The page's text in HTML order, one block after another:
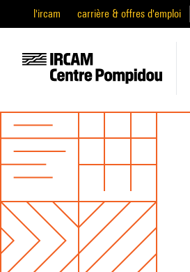
l'ircam carrière & offres d'emploi